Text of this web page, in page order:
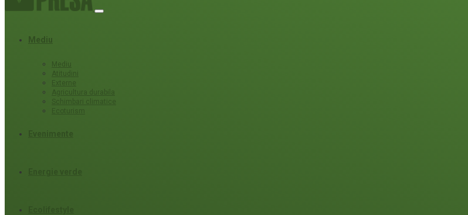
Mediu
Mediu
Atitudini
Externe
Agricultura durabila
Schimbari climatice
Ecoturism